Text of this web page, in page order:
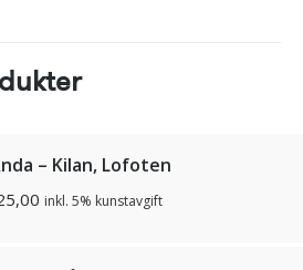
– Kilan, Lofoten
inkl. 5% kunstavgift